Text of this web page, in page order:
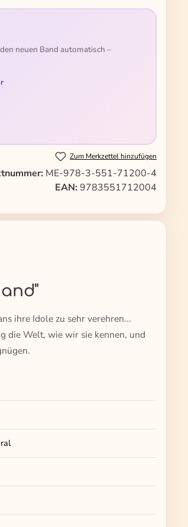
neuen Band automatisch –
Zum Merkzettel hinzufügen
ME-978-3-551-71200-4
EAN: 9783551712004
ihre Idole zu sehr verehren...
die Welt, wie wir sie kennen, und